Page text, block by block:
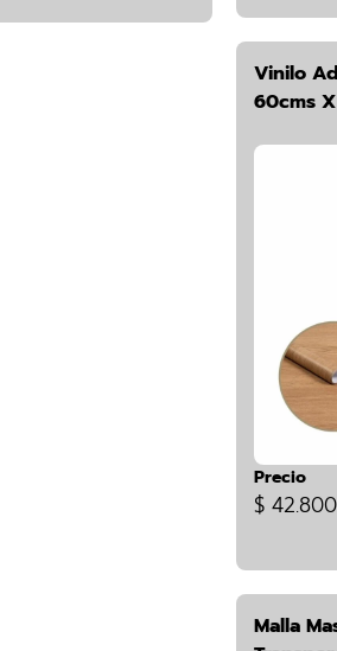
Vinilo
60cms
Precio
$ 42.800
Malla